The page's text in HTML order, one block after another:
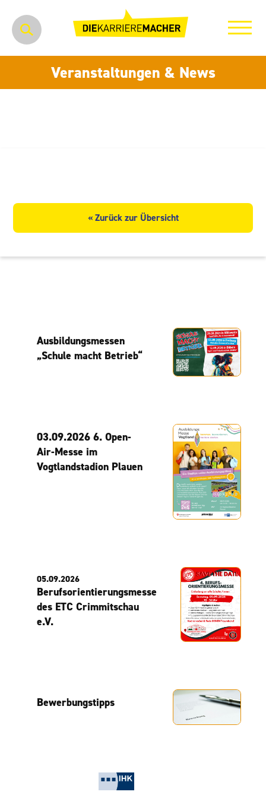
Veranstaltungen & News
« Zurück zur Übersicht
Ausbildungsmessen
„Schule macht Betrieb“
03.09.2026 6. Open-
Air-Messe im
Vogtlandstadion Plauen
05.09.2026
Berufsorientierungsmesse
des ETC Crimmitschau
e.V.
Bewerbungstipps